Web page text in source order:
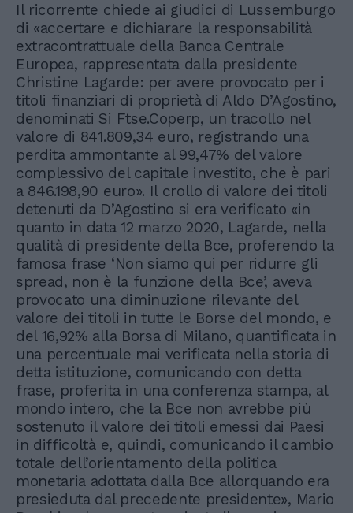
Il ricorrente chiede ai giudici di Lussemburgo
di «accertare e dichiarare la responsabilità
extracontrattuale della Banca Centrale
Europea, rappresentata dalla presidente
Christine Lagarde: per avere provocato per i
titoli finanziari di proprietà di Aldo D’Agostino,
denominati Si Ftse.Coperp, un tracollo nel
valore di 841.809,34 euro, registrando una
perdita ammontante al 99,47% del valore
complessivo del capitale investito, che è pari
a 846.198,90 euro». Il crollo di valore dei titoli
detenuti da D’Agostino si era verificato «in
quanto in data 12 marzo 2020, Lagarde, nella
qualità di presidente della Bce, proferendo la
famosa frase ‘Non siamo qui per ridurre gli
spread, non è la funzione della Bce’, aveva
provocato una diminuzione rilevante del
valore dei titoli in tutte le Borse del mondo, e
del 16,92% alla Borsa di Milano, quantificata in
una percentuale mai verificata nella storia di
detta istituzione, comunicando con detta
frase, proferita in una conferenza stampa, al
mondo intero, che la Bce non avrebbe più
sostenuto il valore dei titoli emessi dai Paesi
in difficoltà e, quindi, comunicando il cambio
totale dell’orientamento della politica
monetaria adottata dalla Bce allorquando era
presieduta dal precedente presidente», Mario